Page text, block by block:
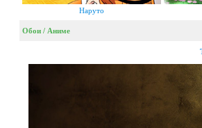
Наруто
Обои / Аниме